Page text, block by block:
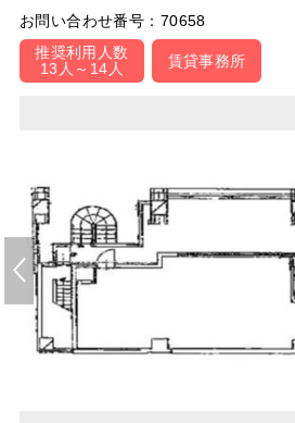
お問い合わせ番号：70658
推奨利用人数
13人～14人
賃貸事務所